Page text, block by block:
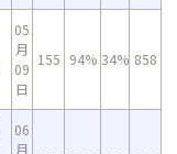
05
月
09
日
155 94% 34% 858
06
月